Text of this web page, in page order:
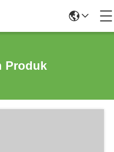
Produk